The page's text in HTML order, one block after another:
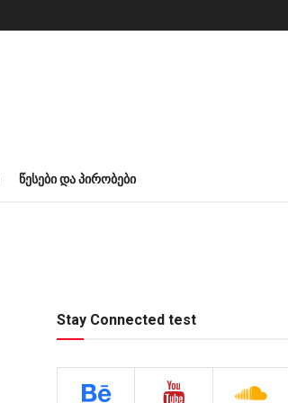
ᲬᲔᲡᲔᲑᲘ ᲓᲐ ᲞᲘᲠᲝᲑᲔᲑᲘ
Stay Connected test